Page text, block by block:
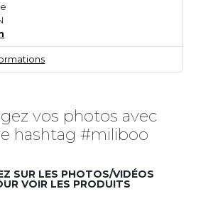
vos photos avec
hashtag #miliboo
SUR LES PHOTOS/VIDÉOS
VOIR LES PRODUITS